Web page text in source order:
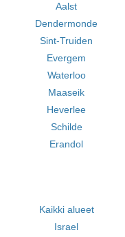
Aalst
Dendermonde
Sint-Truiden
Evergem
Waterloo
Maaseik
Heverlee
Schilde
Erandol
Kaikki alueet
Israel